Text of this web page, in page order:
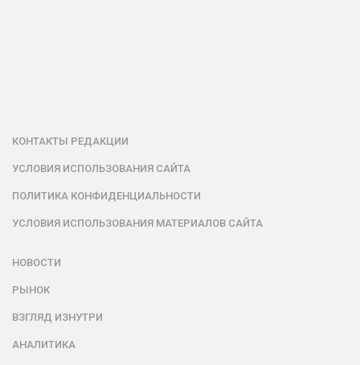
КОНТАКТЫ РЕДАКЦИИ
УСЛОВИЯ ИСПОЛЬЗОВАНИЯ САЙТА
ПОЛИТИКА КОНФИДЕНЦИАЛЬНОСТИ
УСЛОВИЯ ИСПОЛЬЗОВАНИЯ МАТЕРИАЛОВ САЙТА
НОВОСТИ
РЫНОК
ВЗГЛЯД ИЗНУТРИ
АНАЛИТИКА